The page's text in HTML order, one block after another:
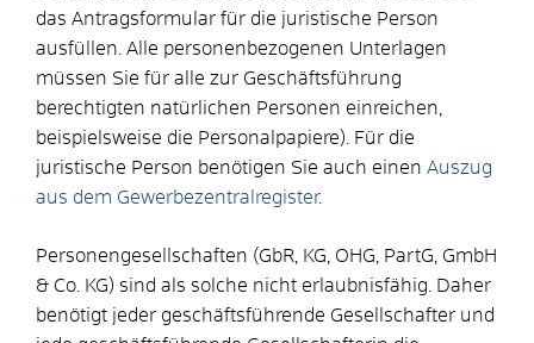
das Antragsformular für die juristische Person
ausfüllen. Alle personenbezogenen Unterlagen
müssen Sie für alle zur Geschäftsführung
berechtigten natürlichen Personen einreichen,
beispielsweise die Personalpapiere). Für die
juristische Person benötigen Sie auch einen Auszug
aus dem Gewerbezentralregister.
Personengesellschaften (GbR, KG, OHG, PartG, GmbH
& Co. KG) sind als solche nicht erlaubnisfähig. Daher
benötigt jeder geschäftsführende Gesellschafter und